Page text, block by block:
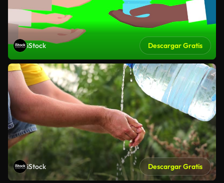
iStock Descargar Gratis
iStock Descargar Gratis